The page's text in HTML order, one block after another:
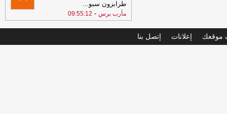
طرابزون سبو...
مأرب برس -
09:55:12
موقعك إعلانات إتصل بنا